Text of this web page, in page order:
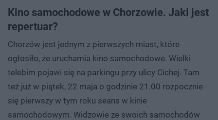
Kino samochodowe w Chorzowie. Jaki jest
repertuar?
Chorzów jest jednym z pierwszych miast, które
ogłosiło, że uruchamia kino samochodowe. Wielki
telebim pojawi się na parkingu przy ulicy Cichej. Tam
też już w piątek, 22 maja o godzinie 21.00 rozpocznie
się pierwszy w tym roku seans w kinie
samochodowym. Widzowie ze swoich samochodów